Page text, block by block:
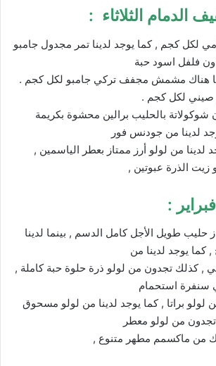
الدمام الثلاثاء :
لكل كجم , كما يوجد لدينا تمر مجدول جامبو
فلفل اسود حبة
هناك مشمش مجفف تركي جامبو لكل كجم .
صيني لكل كجم .
شوكولاتة بالحليب برالين محشوة بكريمة
لدينا من جودنس فور
لدينا من لولو أرز ممتاز بعطر الياسمين ,
الذرة عبوتين ,
:
حليب طويل الأجل كامل الدسم , بينما لدينا
كما يوجد لدينا من
, كذلك تجدون من لولو ذرة حلوة حبة كاملة ,
سنفرة استحمام
لولو براتا , كما يوجد لدينا من لولو مسحوق
من لولو معطر
من ماكسمم مطهر متنوع ,